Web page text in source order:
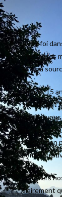
Avoir foi
et craintes
est ma
Depuis 15
souhaitent
pourrai
déclaration
A travers
clairement